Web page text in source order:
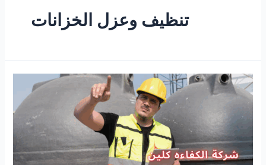
تنظيف وعزل الخزانات